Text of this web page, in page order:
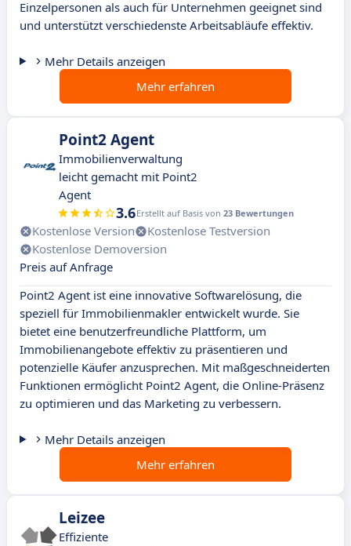
Einzelpersonen als auch für Unternehmen geeignet sind
und unterstützt verschiedenste Arbeitsabläufe effektiv.
Mehr Details anzeigen
Mehr erfahren
Point2 Agent
Immobilienverwaltung
leicht gemacht mit Point2
Agent
3.6Erstellt auf Basis von 23 Bewertungen
Kostenlose Version
Kostenlose Testversion
Kostenlose Demoversion
Preis auf Anfrage
Point2 Agent ist eine innovative Softwarelösung, die
speziell für Immobilienmakler entwickelt wurde. Sie
bietet eine benutzerfreundliche Plattform, um
Immobilienangebote effektiv zu präsentieren und
potenzielle Käufer anzusprechen. Mit maßgeschneiderten
Funktionen ermöglicht Point2 Agent, die Online-Präsenz
zu optimieren und das Marketing zu verbessern.
Mehr Details anzeigen
Mehr erfahren
Leizee
Effiziente